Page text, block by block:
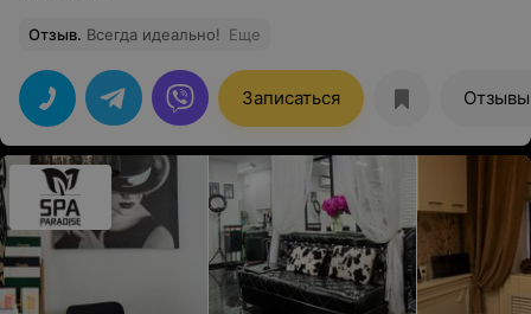
Отзыв. Всегда идеально! Еще
Записаться Отзывы